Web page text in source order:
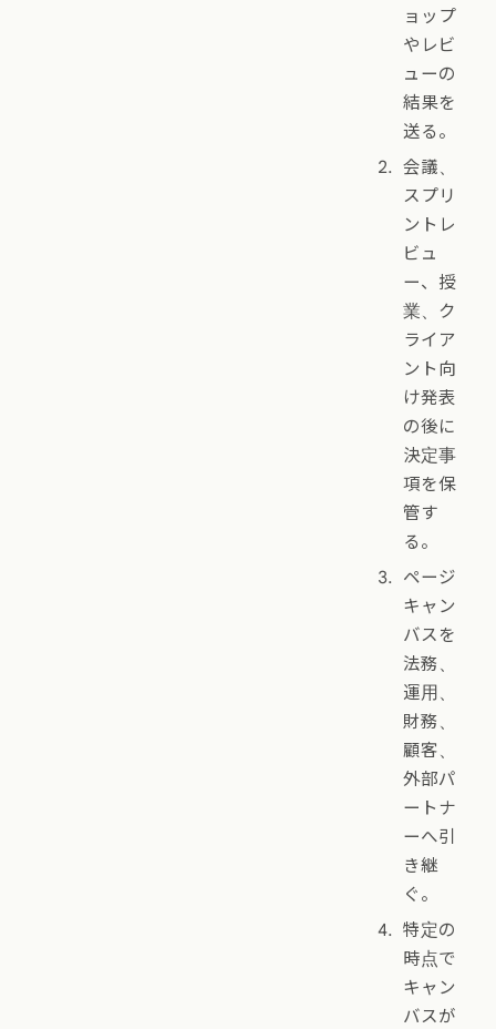
ョップ
やレビ
ューの
結果を
送る。
会議、
スプリ
ントレ
ビュ
ー、授
業、ク
ライア
ント向
け発表
の後に
決定事
項を保
管す
る。
ページ
キャン
バスを
法務、
運用、
財務、
顧客、
外部パ
ートナ
ーへ引
き継
ぐ。
特定の
時点で
キャン
バスが